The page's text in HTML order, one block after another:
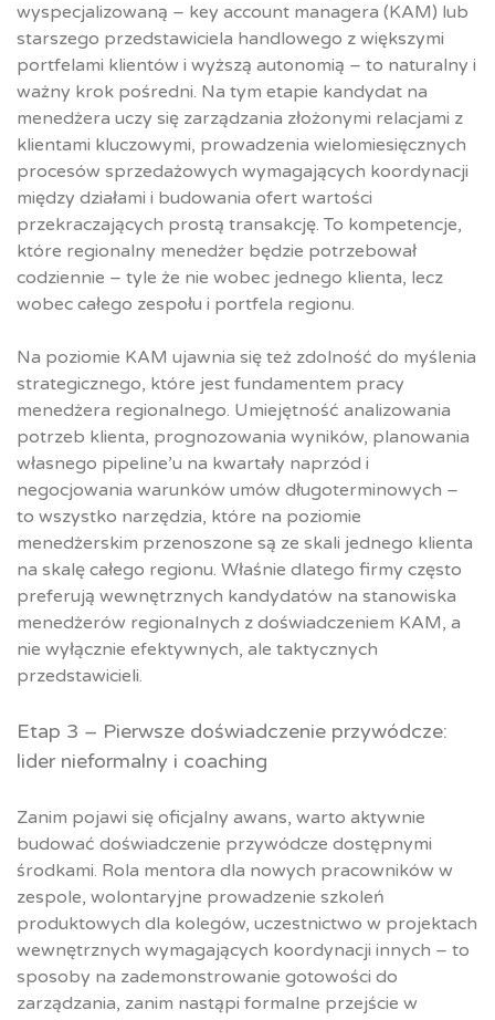
wyspecjalizowaną – key account managera (KAM) lub
starszego przedstawiciela handlowego z większymi
portfelami klientów i wyższą autonomią – to naturalny i
ważny krok pośredni. Na tym etapie kandydat na
menedżera uczy się zarządzania złożonymi relacjami z
klientami kluczowymi, prowadzenia wielomiesięcznych
procesów sprzedażowych wymagających koordynacji
między działami i budowania ofert wartości
przekraczających prostą transakcję. To kompetencje,
które regionalny menedżer będzie potrzebował
codziennie – tyle że nie wobec jednego klienta, lecz
wobec całego zespołu i portfela regionu.
Na poziomie KAM ujawnia się też zdolność do myślenia
strategicznego, które jest fundamentem pracy
menedżera regionalnego. Umiejętność analizowania
potrzeb klienta, prognozowania wyników, planowania
własnego pipeline’u na kwartały naprzód i
negocjowania warunków umów długoterminowych –
to wszystko narzędzia, które na poziomie
menedżerskim przenoszone są ze skali jednego klienta
na skalę całego regionu. Właśnie dlatego firmy często
preferują wewnętrznych kandydatów na stanowiska
menedżerów regionalnych z doświadczeniem KAM, a
nie wyłącznie efektywnych, ale taktycznych
przedstawicieli.
Etap 3 – Pierwsze doświadczenie przywódcze:
lider nieformalny i coaching
Zanim pojawi się oficjalny awans, warto aktywnie
budować doświadczenie przywódcze dostępnymi
środkami. Rola mentora dla nowych pracowników w
zespole, wolontaryjne prowadzenie szkoleń
produktowych dla kolegów, uczestnictwo w projektach
wewnętrznych wymagających koordynacji innych – to
sposoby na zademonstrowanie gotowości do
zarządzania, zanim nastąpi formalne przejście w